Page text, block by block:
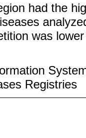
had the
was
Registries